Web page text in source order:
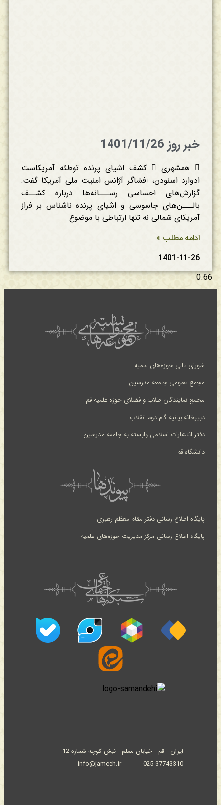
خبر روز 1401/11/26
 همشهری  کشف اشیای پرنده توطئه آمریکاست
ادوارد اسنودن، افشاگر آژانس امنیت ملی آمریکا گفت:
گزارش‌های احساسی رســـانه‌ها درباره کشــف
بالـــن‌های جاسوسی و اشیای پرنده ناشناس بر فراز
آمریکای شمالی نه‌ تنها ارتباطی با موضوع
ادامه مطلب »
1401-11-26
شورای عالی حوزه‌های علمیه
مجمع عمومی جامعه مدرسین
مجمع نمایندگان طلاب و فضلای حوزه علمیه قم
دبیرخانه بیانیه گام دوم انقلاب
دفتر انتشارات اسلامی وابسته به جامعه مدرسین
دانشگاه قم
پایگاه اطلاع رسانی دفتر مقام معظم رهبری
پایگاه اطلاع رسانی مرکز مدیریت حوزه‌های علمیه
ایران - قم - خیابان معلم - نبش کوچه شماره 12
025-37743310
info@jameeh.ir